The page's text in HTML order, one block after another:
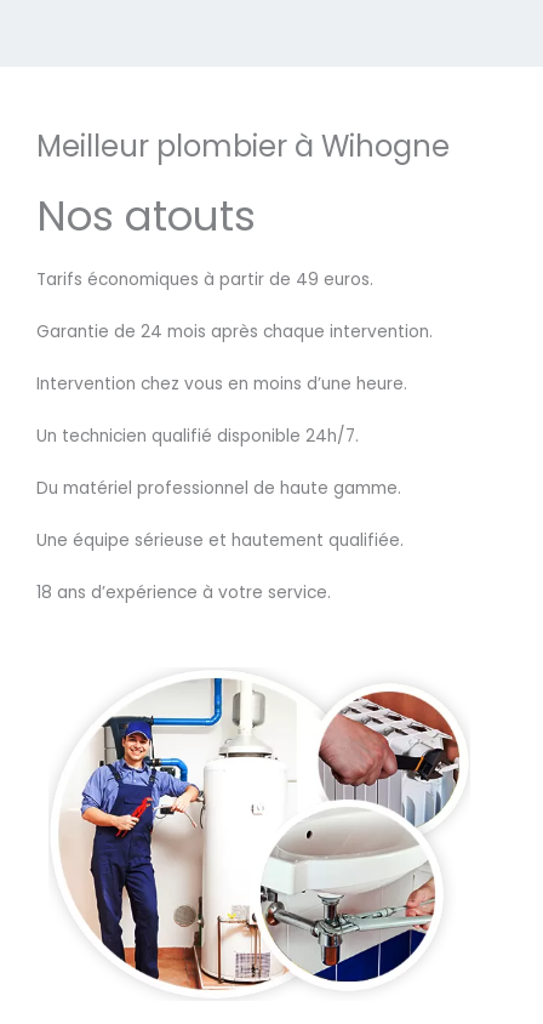
Meilleur plombier à Wihogne
Nos atouts
Tarifs économiques à partir de 49 euros.
Garantie de 24 mois après chaque intervention.
Intervention chez vous en moins d’une heure.
Un technicien qualifié disponible 24h/7.
Du matériel professionnel de haute gamme.
Une équipe sérieuse et hautement qualifiée.
18 ans d’expérience à votre service.